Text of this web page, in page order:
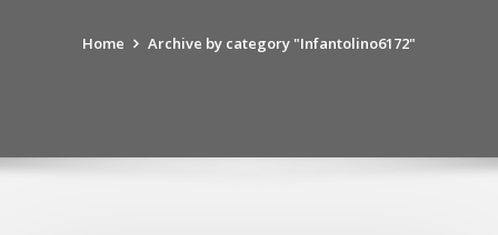
Home Archive by category "Infantolino6172"